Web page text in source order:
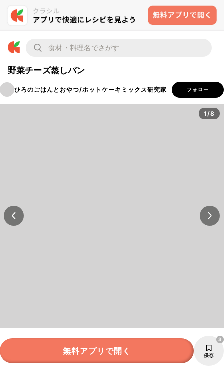
野菜チーズ蒸しパン
ひろのごはんとおやつ/ホットケーキミックス研究家 フォロー
1/8
無料アプリで開く 保存
3